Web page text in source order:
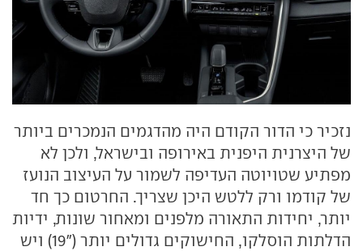
נזכיר כי הדור הקודם היה מהדגמים הנמכרים ביותר
של היצרנית היפנית באירופה ובישראל, ולכן לא
מפתיע שטויוטה העדיפה לשמור על העיצוב הנועז
של קודמו ורק ללטש היכן שצריך. החרטום כך חד
יותר, יחידות התאורה מלפנים ומאחור שונות, ידיות
הדלתות הוסלקו, החישוקים גדולים יותר ("19) ויש